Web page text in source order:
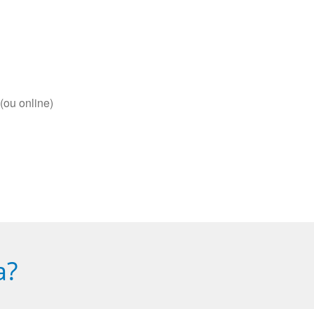
online)